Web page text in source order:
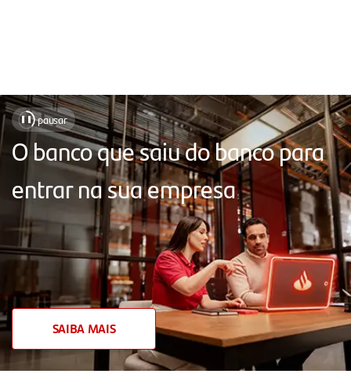
Soluções
para
facilitar
seu
dia
dia,
com
atendimento
❚❚ pausar
O banco que saiu do banco para
entrar na sua empresa
SAIBA MAIS